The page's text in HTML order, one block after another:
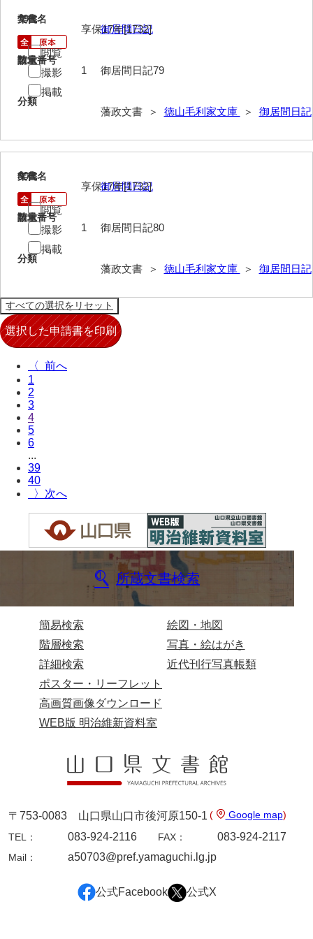
風説書
藩翰譜
太政官諸省達書
太政官日誌
布告全書
山口小郡宰判記録
三卿伝史料
行政資料
諸家文書
79
文書名
御居間日記
請求番号
御居間日記79
分類
藩政文書 ＞ 徳山毛利家文庫 ＞ 御居間日記
年代
享保17年[1732]
数量
1
閲覧
撮影
掲載
80
文書名
御居間日記
請求番号
御居間日記80
分類
藩政文書 ＞ 徳山毛利家文庫 ＞ 御居間日記
年代
享保17年[1732]
数量
1
閲覧
撮影
掲載
〈
1
2
3
4
5
6
...
39
40
〉
所蔵文書検索
簡易検索
階層検索
詳細検索
絵図・地図
写真・絵はがき
近代刊行写真帳類
ポスター・リーフレット
高画質画像ダウンロード
WEB版 明治維新資料室
〒753-0083 山口県山口市後河原150-1 ( Google map)
TEL：
083-924-2116 FAX： 083-924-2117
Mail： a50703@pref.yamaguchi.lg.jp
公式Facebook 公式X